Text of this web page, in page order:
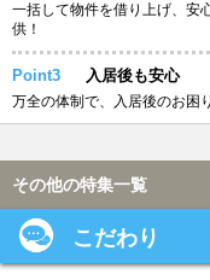
一括して物件を借り上げ、安
供！
Point3 入居後も安心
万全の体制で、入居後のお困
その他の特集一覧
こだわり